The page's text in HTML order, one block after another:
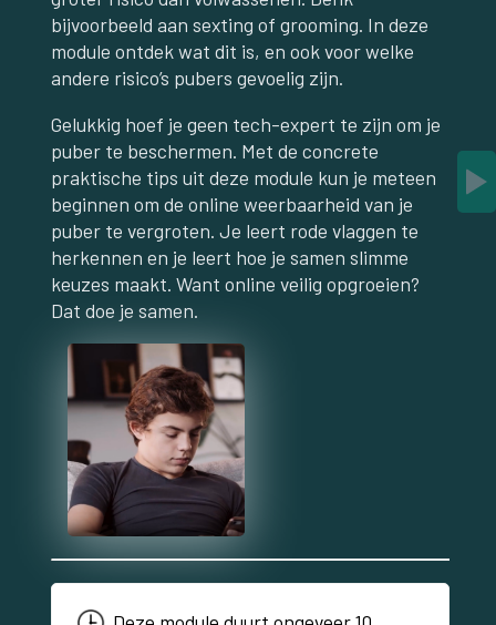
bijvoorbeeld aan sexting of grooming. In deze
module ontdek wat dit is, en ook voor welke
andere risico’s pubers gevoelig zijn.
Gelukkig hoef je geen tech-expert te zijn om je
puber te beschermen. Met de concrete
praktische tips uit deze module kun je meteen
beginnen om de online weerbaarheid van je
puber te vergroten. Je leert rode vlaggen te
herkennen en je leert hoe je samen slimme
keuzes maakt. Want online veilig opgroeien?
Dat doe je samen.